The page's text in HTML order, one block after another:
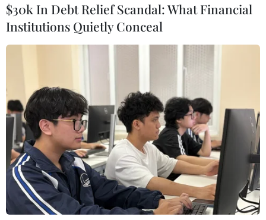
Đông người và phương tiện di chuyển khỏi Hà Nội hướng về
quốc lộ 1 chiều 28/1 (tức 26 tháng Chạp âm lịch). (Ảnh: Hoàng
Hiếu/TTXVN)
$30k In Debt Relief Scandal: What Financial
Institutions Quietly Conceal